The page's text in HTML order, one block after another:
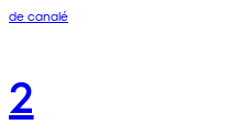
de canalé
2